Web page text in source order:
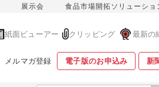
展示会 食品市場開拓ソリューショ
紙面ビューアー クリッピング 最新の
メルマガ登録 電子版のお申込み 新